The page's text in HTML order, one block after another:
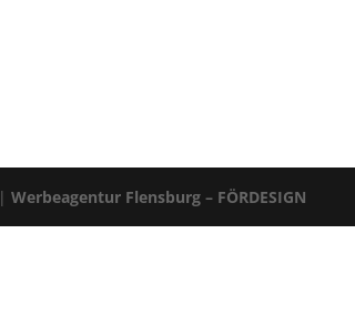
|Werbeagentur Flensburg – FÖRDESIGN